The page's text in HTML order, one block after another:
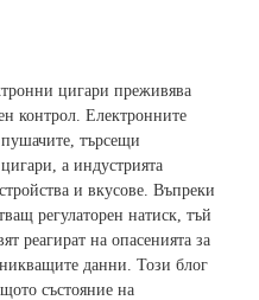
цигари преживява
контрол. Електронните
търсещи
а индустрията
и вкусове. Въпреки
регулаторен натиск, тъй
реагират на опасенията за
данни. Този блог
състояние на